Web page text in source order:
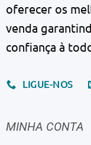
oferecer os
venda
confiança à
LIGUE-NOS
MINHA CONTA